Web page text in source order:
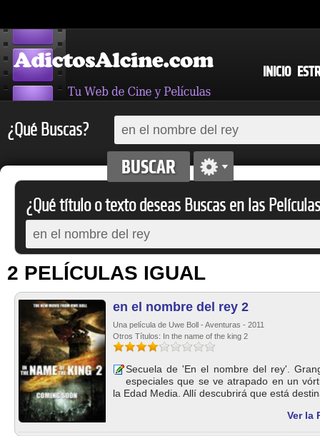
INICIO
¿Qué Buscas?
¿Qué título o texto deseas Buscas en las
2 PELÍCULAS IGUAL
en el nombre del rey 2
Una película de Uwe Boll - Aventuras - 2011
Otros Títulos: In the name of the king 2
Secuela de 'En el nombre del rey'.
especiales que se ve atrapado en un
la Edad Media. Allí descubrirá que está
Ver la